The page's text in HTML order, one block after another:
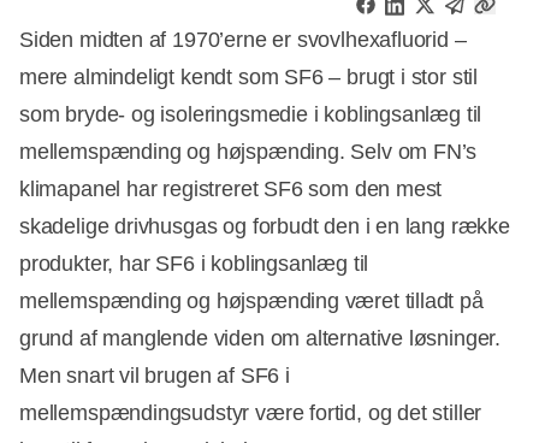
Siden midten af 1970’erne er svovlhexafluorid –
mere almindeligt kendt som SF6 – brugt i stor stil
som bryde- og isoleringsmedie i koblingsanlæg til
mellemspænding og højspænding. Selv om FN’s
klimapanel har registreret SF6 som den mest
skadelige drivhusgas og forbudt den i en lang række
produkter, har SF6 i koblingsanlæg til
mellemspænding og højspænding været tilladt på
grund af manglende viden om alternative løsninger.
Men snart vil brugen af SF6 i
mellemspændingsudstyr være fortid, og det stiller